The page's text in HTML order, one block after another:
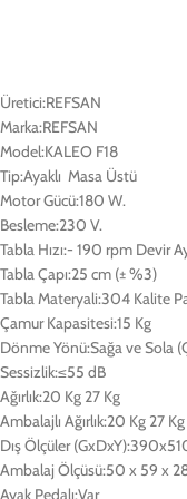
Üretici:REFSAN
Marka:REFSAN
Model:KALEO F18
Tip:Ayaklı Masa Üstü
Motor Gücü:180 W.
Besleme:230 V.
Tabla Hızı:- 190 rpm Devir
Tabla Çapı:25 cm (± %3)
Tabla Materyali:304 Kalite
Çamur Kapasitesi:15 Kg
Dönme Yönü:Sağa ve Sola
Sessizlik:≤55 dB
Ağırlık:20 Kg 27 Kg
Ambalajlı Ağırlık:20 Kg 27 Kg
Dış Ölçüler
Ambalaj Ölçüsü:50 x 59 x